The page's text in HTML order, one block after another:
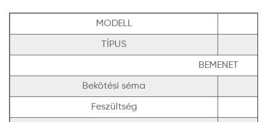
MODELL
TÍPUS
BEMENET
Bekötési séma
Feszültség